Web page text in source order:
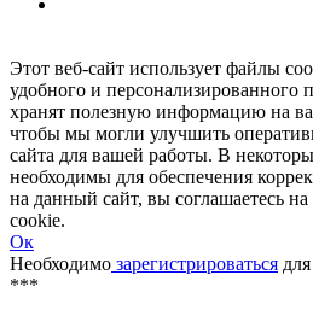
Этот веб-сайт использует файлы
удобного и персонализированного
хранят полезную информацию на
чтобы мы могли улучшить
сайта для вашей работы. В
необходимы для обеспечения
на данный сайт, вы соглашаетесь на